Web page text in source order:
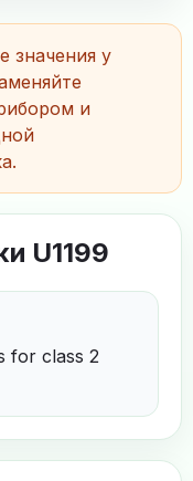
значения у
и
U1199
for class 2